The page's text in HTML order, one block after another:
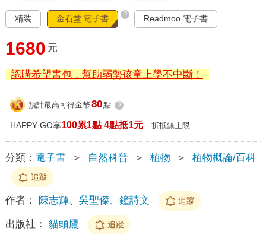
精裝 金石堂 電子書 ? Readmoo 電子書
1680 元
認購希望書包，幫助弱勢孩童上學不中斷！
預計最高可得金幣 80點 ?
HAPPY GO享100累1點 4點抵1元 折抵無上限
分類： 電子書 ＞ 自然科普 ＞ 植物 ＞ 植物概論/百科
追蹤
作者： 陳志輝、吳聖傑、鐘詩文 追蹤
出版社： 貓頭鷹 追蹤